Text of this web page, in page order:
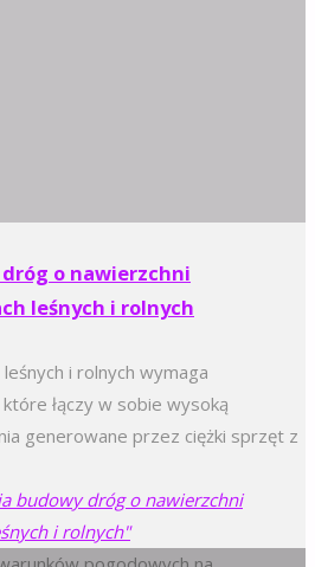
o nawierzchni
leśnych i rolnych
i rolnych wymaga
łączy w sobie wysoką
generowane przez ciężki sprzęt z
budowy dróg o nawierzchni
i rolnych"